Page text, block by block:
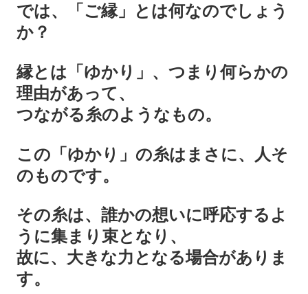
では、「ご縁」とは何なのでしょう
か？
縁とは「ゆかり」、つまり何らかの
理由があって、
つながる糸のようなもの。
この「ゆかり」の糸はまさに、人そ
のものです。
その糸は、誰かの想いに呼応するよ
うに集まり束となり、
故に、大きな力となる場合がありま
す。